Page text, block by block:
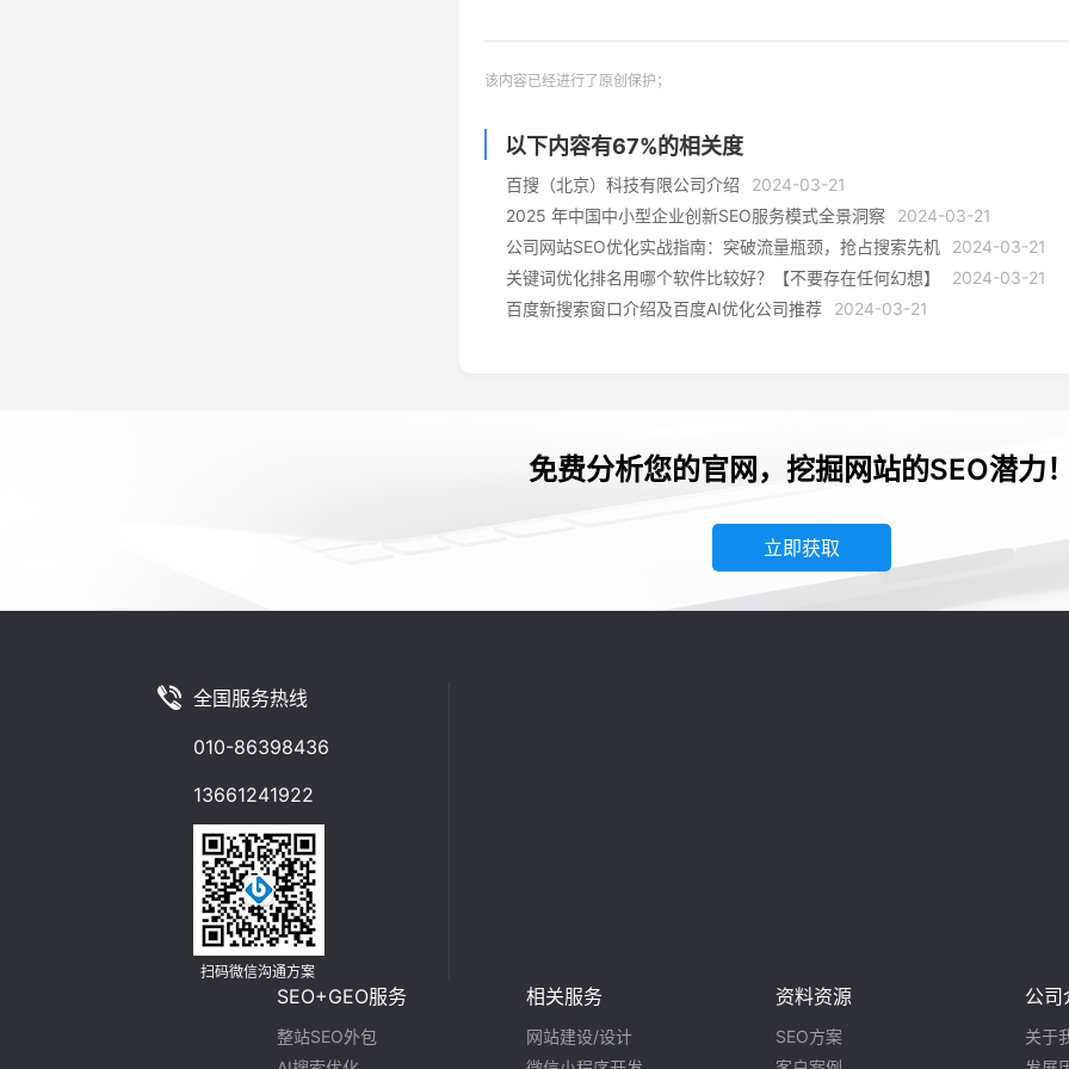
该内容已经进行了原创保护；
以下内容有67%的相关度
百搜（北京）科技有限公司介绍
2024-03-21
2025 年中国中小型企业创新SEO服务模式全景洞察
2024-03-21
公司网站SEO优化实战指南：突破流量瓶颈，抢占搜索先机
2024-03-21
关键词优化排名用哪个软件比较好？【不要存在任何幻想】
2024-03-21
百度新搜索窗口介绍及百度AI优化公司推荐
2024-03-21
免费分析您的官网，挖掘网站的SEO潜力
立即获取
全国服务热线
010-86398436
13661241922
扫码微信沟通方案
SEO+GEO服务
整站SEO外包
相关服务
网站建设/设计
资料资源
SEO方案
公司
关于